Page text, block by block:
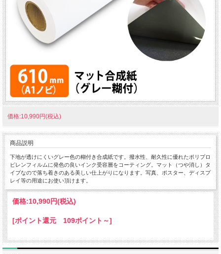
価格:10,990円(税込)
商品説明
下地が透けにくいグレー色の糊付き合成紙です。撥水性、耐久性に優れたポリプロ
ピレンフィルムに発色の良いインク受容層をコーティング。マット（つや消し）タ
イプなので落ち着きのある美しい仕上がりになります。写真、ポスター、ディスプ
レイ等の用途にお使い頂けます。
価格:10,990円(税込)
[ポイント還元 109ポイント～]